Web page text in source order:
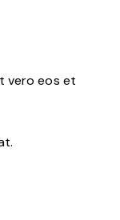
vero eos et